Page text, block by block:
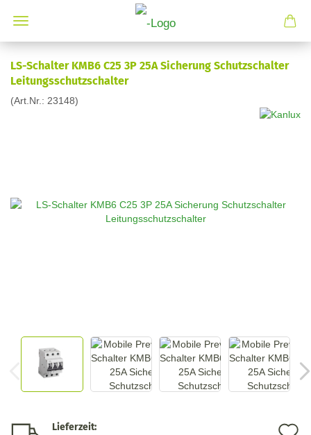
LS-Schalter KMB6 C25 3P 25A Sicherung Schutzschalter
Leitungsschutzschalter
(Art.Nr.: 23148)
Lieferzeit: